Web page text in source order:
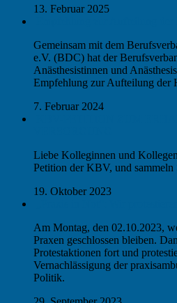
13. Februar 2025
Gemeinsam mit dem
e.V. (BDC) hat der
Anästhesistinnen und
Empfehlung zur Aufteilung der
7. Februar 2024
Liebe Kolleginnen und
Petition der KBV, und sammeln
19. Oktober 2023
Am Montag, den 02.10.2023,
Praxen geschlossen bleiben.
Protestaktionen fort und
Vernachlässigung der
Politik.